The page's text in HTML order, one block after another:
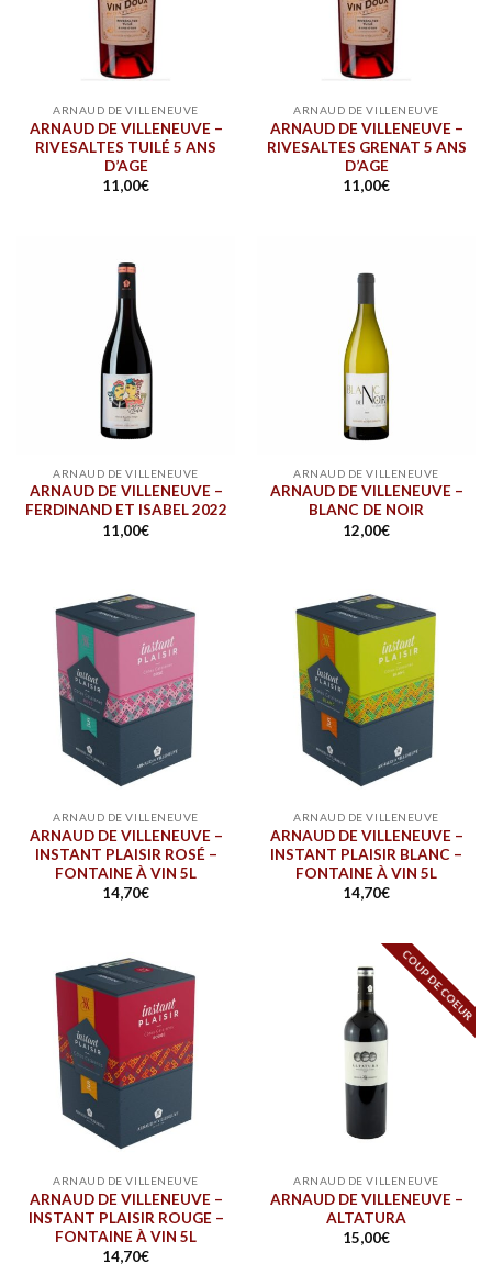
ARNAUD DE VILLENEUVE
ARNAUD DE VILLENEUVE –
RIVESALTES TUILÉ 5 ANS
D’AGE
11,00€
ARNAUD DE VILLENEUVE
ARNAUD DE VILLENEUVE –
RIVESALTES GRENAT 5 ANS
D’AGE
11,00€
ARNAUD DE VILLENEUVE
ARNAUD DE VILLENEUVE –
FERDINAND ET ISABEL 2022
11,00€
ARNAUD DE VILLENEUVE
ARNAUD DE VILLENEUVE –
BLANC DE NOIR
12,00€
ARNAUD DE VILLENEUVE
ARNAUD DE VILLENEUVE –
INSTANT PLAISIR ROSÉ –
FONTAINE À VIN 5L
14,70€
ARNAUD DE VILLENEUVE
ARNAUD DE VILLENEUVE –
INSTANT PLAISIR BLANC –
FONTAINE À VIN 5L
14,70€
ARNAUD DE VILLENEUVE
ARNAUD DE VILLENEUVE –
INSTANT PLAISIR ROUGE –
FONTAINE À VIN 5L
14,70€
COUP DE COEUR
ARNAUD DE VILLENEUVE
ARNAUD DE VILLENEUVE –
ALTATURA
15,00€